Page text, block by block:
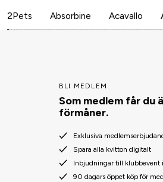
2Pets Absorbine Acavallo
BLI MEDLEM
Som medlem får du
förmåner.
Exklusiva
Spara alla kvitton digitalt
Inbjudningar till klubbevent
90 dagars öppet köp för